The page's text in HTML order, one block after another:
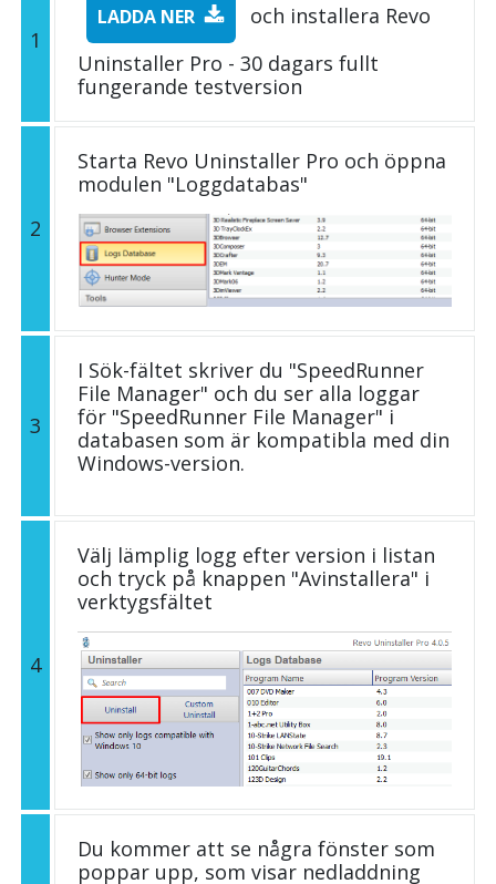
1
LADDA NER
och installera Revo
Uninstaller Pro - 30 dagars fullt
fungerande testversion
2
Starta Revo Uninstaller Pro och öppna
modulen "Loggdatabas"
3
I Sök-fältet skriver du "SpeedRunner
File Manager" och du ser alla loggar
för "SpeedRunner File Manager" i
databasen som är kompatibla med din
Windows-version.
4
Välj lämplig logg efter version i listan
och tryck på knappen "Avinstallera" i
verktygsfältet
Du kommer att se några fönster som
poppar upp, som visar nedladdning